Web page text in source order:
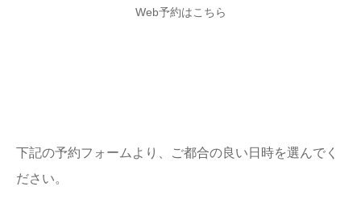
Web予約はこちら
下記の予約フォームより、ご都合の良い日時を選んでく
ださい。